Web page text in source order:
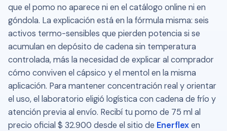
que el pomo no aparece ni en el catálogo online ni en
góndola. La explicación está en la fórmula misma: seis
activos termo-sensibles que pierden potencia si se
acumulan en depósito de cadena sin temperatura
controlada, más la necesidad de explicar al comprador
cómo conviven el cápsico y el mentol en la misma
aplicación. Para mantener concentración real y orientar
el uso, el laboratorio eligió logística con cadena de frío y
atención previa al envío. Recibí tu pomo de 75 ml al
precio oficial $ 32.900 desde el sitio de Enerflexen